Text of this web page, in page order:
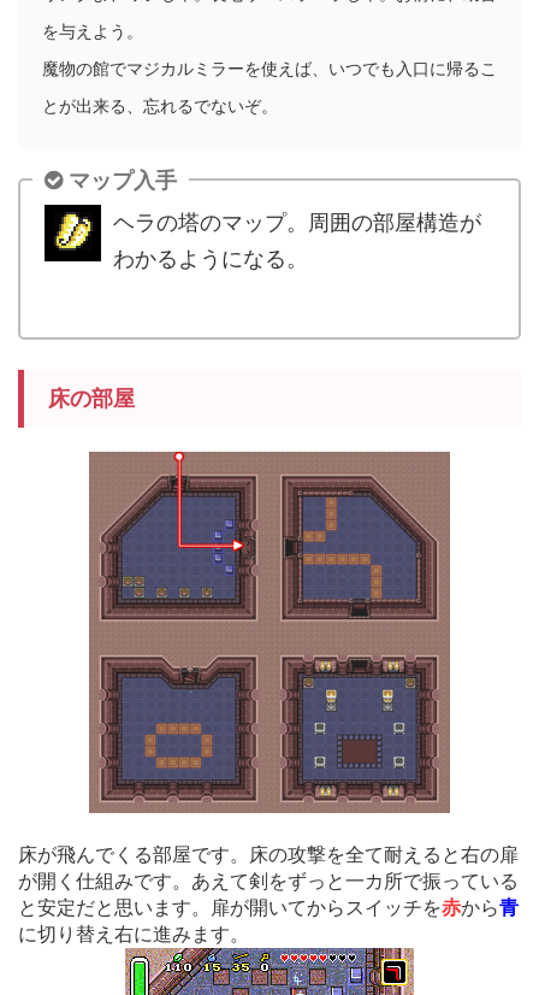
を与えよう。
魔物の館でマジカルミラーを使えば、いつでも入口に帰るこ
とが出来る、忘れるでないぞ。
マップ入手
ヘラの塔のマップ。周囲の部屋構造が
わかるようになる。
床の部屋
床が飛んでくる部屋です。床の攻撃を全て耐えると右の扉
が開く仕組みです。あえて剣をずっと一カ所で振っている
と安定だと思います。扉が開いてからスイッチを赤から青
に切り替え右に進みます。